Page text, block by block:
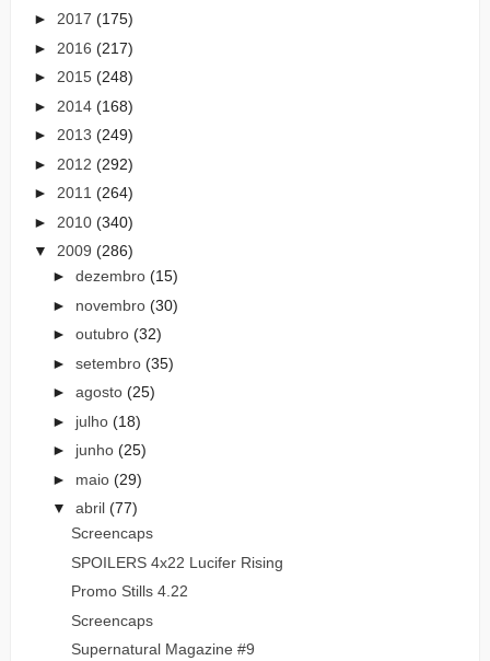
► 2017 (175)
► 2016 (217)
► 2015 (248)
► 2014 (168)
► 2013 (249)
► 2012 (292)
► 2011 (264)
► 2010 (340)
▼ 2009 (286)
► dezembro (15)
► novembro (30)
► outubro (32)
► setembro (35)
► agosto (25)
► julho (18)
► junho (25)
► maio (29)
▼ abril (77)
Screencaps
SPOILERS 4x22 Lucifer Rising
Promo Stills 4.22
Screencaps
Supernatural Magazine #9